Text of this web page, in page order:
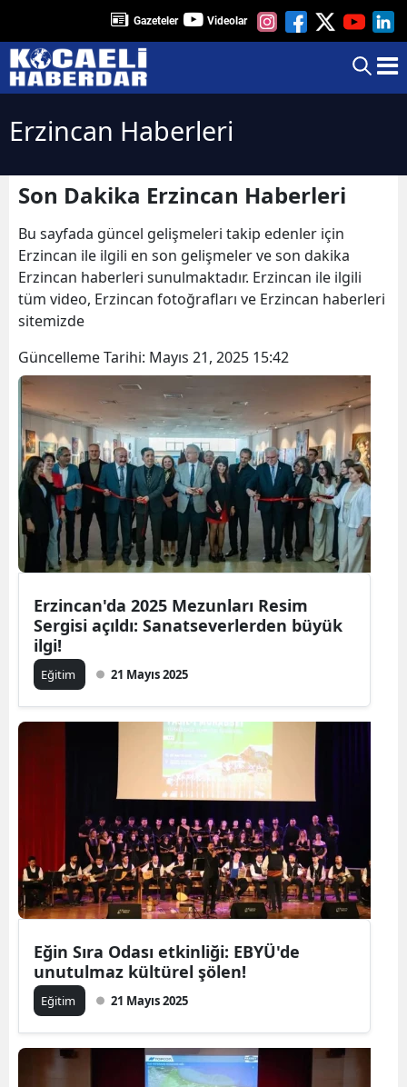
Gazeteler Videolar
Erzincan Haberleri
Son Dakika Erzincan Haberleri
Bu sayfada güncel gelişmeleri takip edenler için
Erzincan ile ilgili en son gelişmeler ve son dakika
Erzincan haberleri sunulmaktadır. Erzincan ile ilgili
tüm video, Erzincan fotoğrafları ve Erzincan haberleri
sitemizde
Güncelleme Tarihi: Mayıs 21, 2025 15:42
Erzincan'da 2025 Mezunları Resim
Sergisi açıldı: Sanatseverlerden büyük
ilgi!
Eğitim 21 Mayıs 2025
Eğin Sıra Odası etkinliği: EBYÜ'de
unutulmaz kültürel şölen!
Eğitim 21 Mayıs 2025